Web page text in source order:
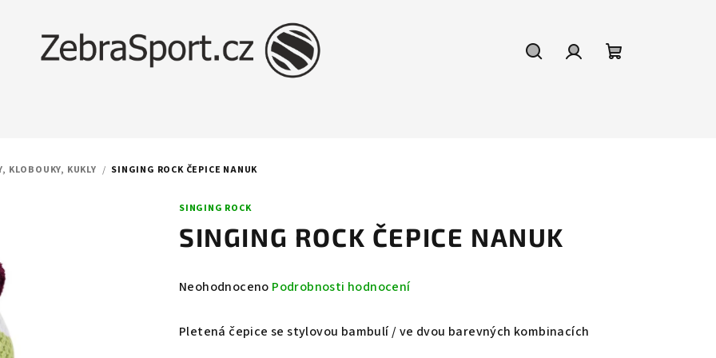
KLOBOUKY, KUKLY / SINGING ROCK ČEPICE NANUK
SINGING ROCK
SINGING ROCK ČEPICE NANUK
Průměrné
produktu
Neohodnoceno Podrobnosti hodnocení
Pletená čepice se stylovou bambulí / ve dvou barevných kombinacích